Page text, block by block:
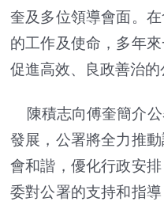
奎及多位領導會面。
的工作及使命，多年
促進高效、良政善治的
陳積志向傅奎簡介公
發展，公署將全力推
會和諧，優化行政安
委對公署的支持和指